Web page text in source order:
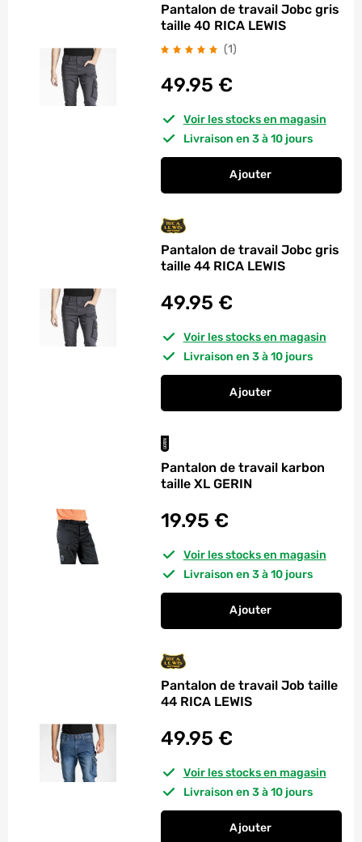
Pantalon de travail Jobc gris
taille 40 RICA LEWIS
(1)
49.95 €
Voir les stocks en magasin
Livraison en 3 à 10 jours
Ajouter
Pantalon de travail Jobc gris
taille 44 RICA LEWIS
49.95 €
Voir les stocks en magasin
Livraison en 3 à 10 jours
Ajouter
Pantalon de travail karbon
taille XL GERIN
19.95 €
Voir les stocks en magasin
Livraison en 3 à 10 jours
Ajouter
Pantalon de travail Job taille
44 RICA LEWIS
49.95 €
Voir les stocks en magasin
Livraison en 3 à 10 jours
Ajouter